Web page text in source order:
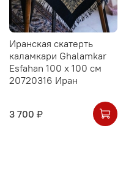
Иранская скатерть
каламкари Ghalamkar
Esfahan 100 х 100 см
20720316 Иран
3 700 ₽